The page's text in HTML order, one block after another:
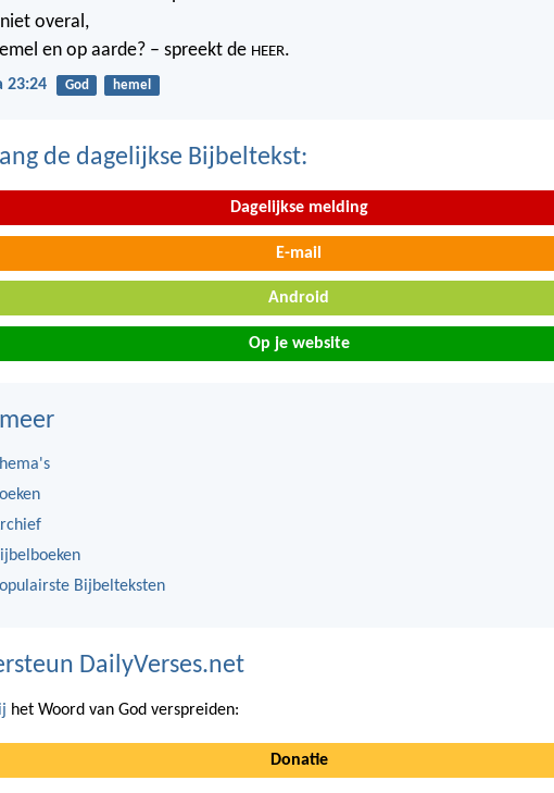
overal,
en op aarde? – spreekt de HEER.
23:24 God hemel
de dagelijkse Bijbeltekst:
Dagelijkse melding
E-mail
Android
Op je website
Bijbelteksten
DailyVerses.net
het Woord van God verspreiden:
Donatie